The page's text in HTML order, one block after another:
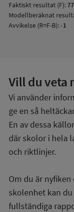
Faktiskt resultat (F):77
Modellberäknat
Avvikelse (R=F-B):-1
Vill du veta
Vi använder
ge en så
En av dessa
där skolor i hela
och riktlinjer.
Om du är
skolenhet kan
fullständiga